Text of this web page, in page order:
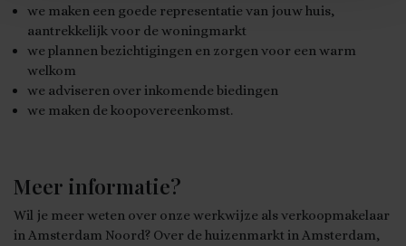
we maken een goede representatie van jouw huis,
aantrekkelijk voor de woningmarkt
we plannen bezichtigingen en zorgen voor een warm
welkom
we adviseren over inkomende biedingen
we maken de koopovereenkomst.
Meer informatie?
Wil je meer weten over onze werkwijze als verkoopmakelaar
in Amsterdam Noord? Over de huizenmarkt in Amsterdam,